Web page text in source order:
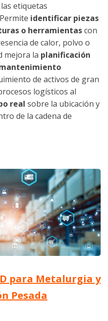
etiquetas
identificar piezas
o herramientascon
de calor, polvo o
mejora la planificación
de activos de gran
logísticos al
real sobre la ubicación y
de la cadena de
para Metalurgia y
Pesada